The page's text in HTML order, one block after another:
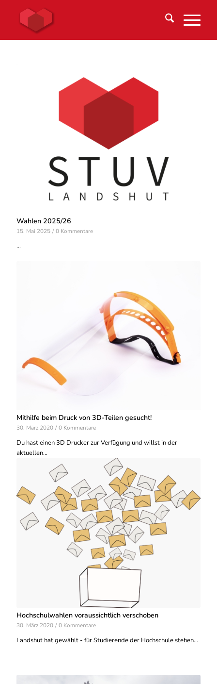
Wahlen 2025/26
15. Mai 2025 / 0 Kommentare
…
Mithilfe beim Druck von 3D-Teilen gesucht!
30. März 2020 / 0 Kommentare
Du hast einen 3D Drucker zur Verfügung und willst in der
aktuellen…
Hochschulwahlen voraussichtlich verschoben
30. März 2020 / 0 Kommentare
Landshut hat gewählt - für Studierende der Hochschule stehen…